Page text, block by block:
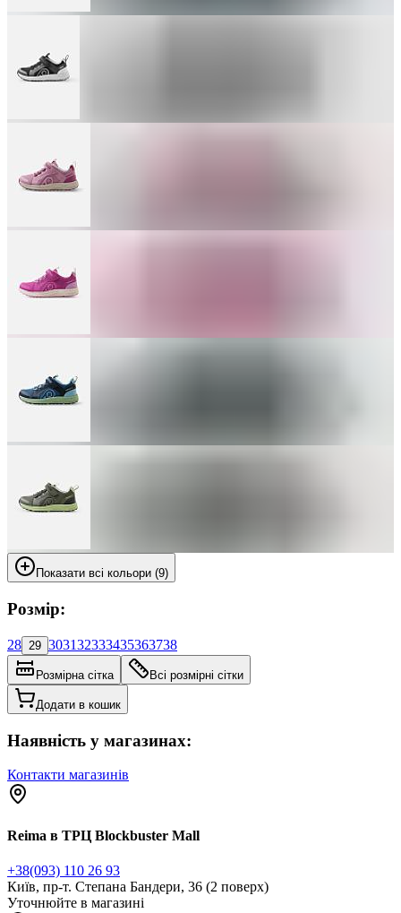
Показати всі кольори (9)
Розмір:
28 29 303132333435363738
Розмірна сітка Всі розмірні сітки
Додати в кошик
Наявність у магазинах:
Контакти магазинів
Reima в ТРЦ Blockbuster Mall
+38(093) 110 26 93
Київ, пр-т. Степана Бандери, 36 (2 поверх)
Уточнюйте в магазині